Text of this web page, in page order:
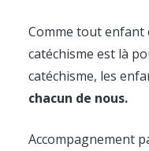
Comme tout enfant
catéchisme est là
catéchisme, les
chacun de nous.
Accompagnement